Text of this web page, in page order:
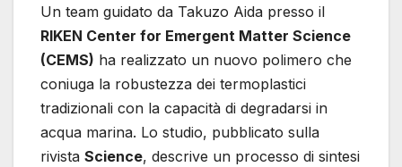
Un team guidato da Takuzo Aida presso il
RIKEN Center for Emergent Matter Science
(CEMS) ha realizzato un nuovo polimero che
coniuga la robustezza dei termoplastici
tradizionali con la capacità di degradarsi in
acqua marina. Lo studio, pubblicato sulla
rivista Science, descrive un processo di sintesi